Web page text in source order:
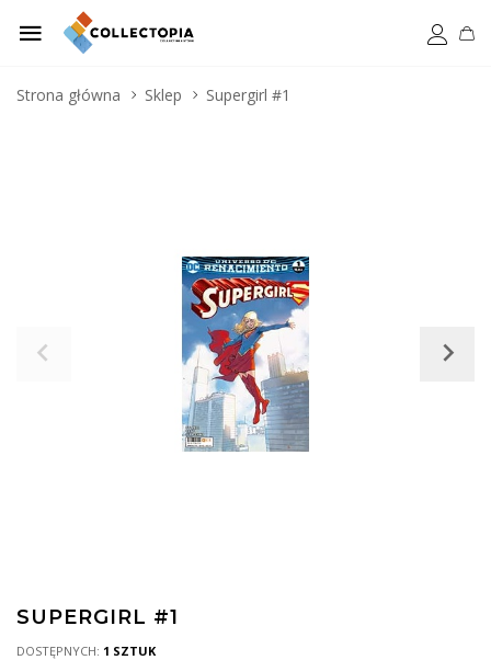
Strona główna Sklep Supergirl #1
SUPERGIRL #1
DOSTĘPNYCH: 1 SZTUK